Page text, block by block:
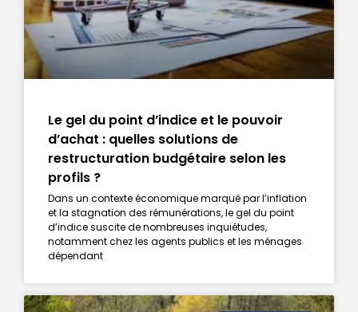
Le gel du point d’indice et le pouvoir
d’achat : quelles solutions de
restructuration budgétaire selon les
profils ?
Dans un contexte économique marqué par l’inflation
et la stagnation des rémunérations, le gel du point
d’indice suscite de nombreuses inquiétudes,
notamment chez les agents publics et les ménages
dépendant